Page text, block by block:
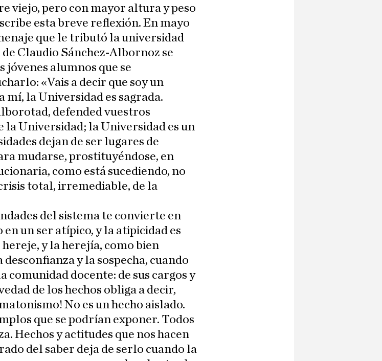
viejo, pero con mayor altura y peso
esta breve reflexión. En mayo
que le tributó la universidad
Claudio Sánchez-Albornoz se
jóvenes alumnos que se
«Vais a decir que soy un
mí, la Universidad es sagrada.
defended vuestros
la Universidad; la Universidad es un
dejan de ser lugares de
mudarse, prostituyéndose, en
como está sucediendo, no
total, irremediable, de la
del sistema te convierte en
un ser atípico, y la atipicidad es
y la herejía, como bien
desconfianza y la sospecha, cuando
comunidad docente: de sus cargos y
de los hechos obliga a decir,
No es un hecho aislado.
que se podrían exponer. Todos
Hechos y actitudes que nos hacen
del saber deja de serlo cuando la